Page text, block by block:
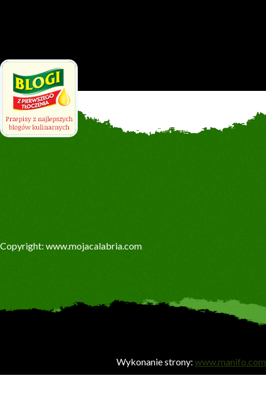
Copyright: www.mojacalabria.com
Wykonanie strony: www.manifo.com